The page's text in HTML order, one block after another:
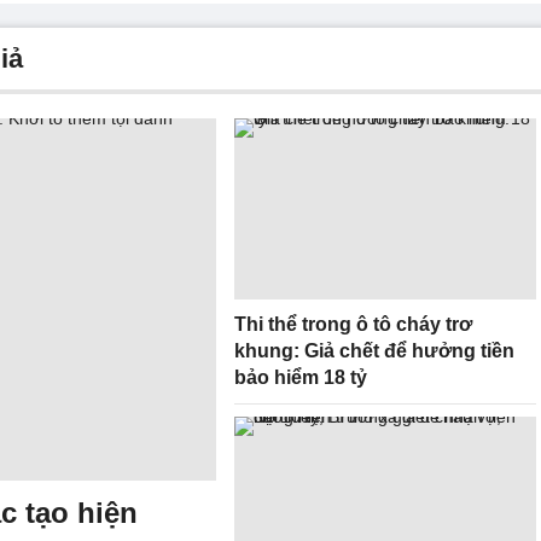
tạo hiện
Thi thể trong ô tô cháy trơ
khung: Giả chết để hưởng tiền
bảo hiểm 18 tỷ